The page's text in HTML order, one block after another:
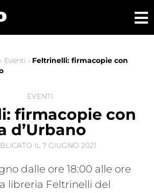
› Eventi › Feltrinelli: firmacopie con
EVENTI
firmacopie con
d’Urbano
IL 7 GIUGNO 2021
dalle ore 18:00 alle ore
libreria Feltrinelli del